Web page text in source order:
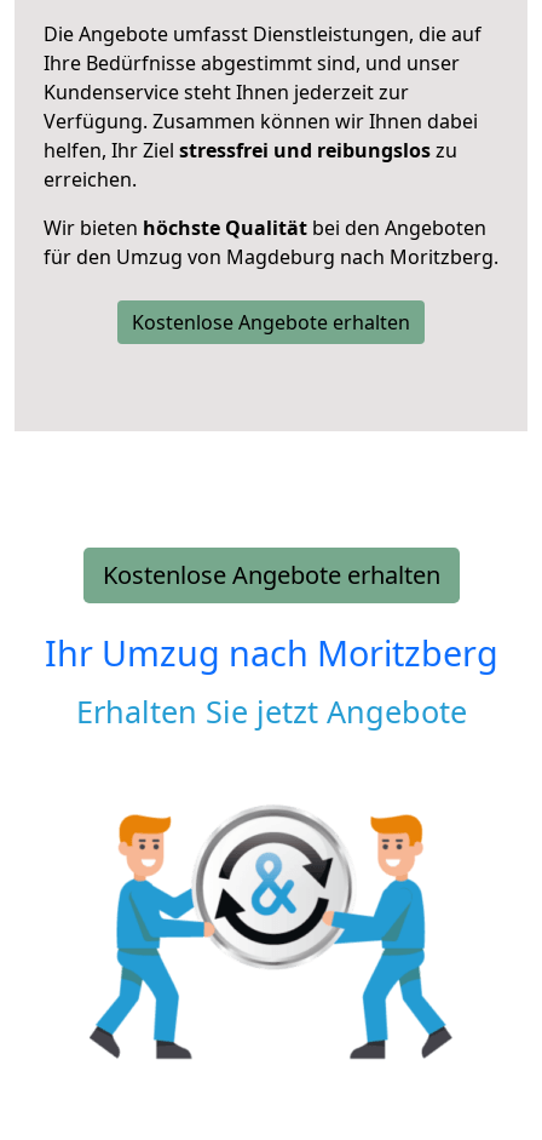
Die Angebote umfasst Dienstleistungen, die auf
Ihre Bedürfnisse abgestimmt sind, und unser
Kundenservice steht Ihnen jederzeit zur
Verfügung. Zusammen können wir Ihnen dabei
helfen, Ihr Ziel stressfrei und reibungsloszu
erreichen.
Wir bieten höchste Qualität bei den Angeboten
für den Umzug von Magdeburg nach Moritzberg.
Kostenlose Angebote erhalten
Kostenlose Angebote erhalten
Ihr Umzug nach Moritzberg
Erhalten Sie jetzt Angebote